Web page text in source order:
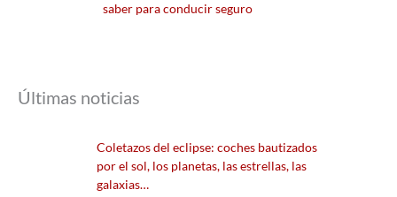
saber para conducir seguro
Últimas noticias
Coletazos del eclipse: coches bautizados
por el sol, los planetas, las estrellas, las
galaxias…